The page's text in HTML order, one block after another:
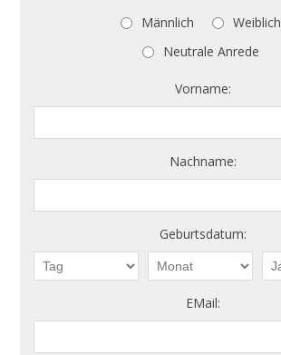
Männlich
Weiblich
Neutrale Anrede
Vorname:
Nachname:
Geburtsdatum:
EMail: